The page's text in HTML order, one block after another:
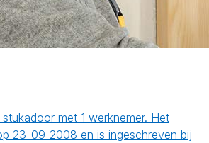
met 1 werknemer. Het
23-09-2008 en is ingeschreven bij